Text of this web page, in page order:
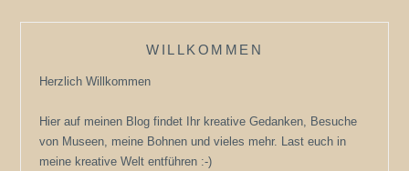
WILLKOMMEN
Herzlich Willkommen
Hier auf meinen Blog findet Ihr kreative Gedanken, Besuche
von Museen, meine Bohnen und vieles mehr. Last euch in
meine kreative Welt entführen :-)